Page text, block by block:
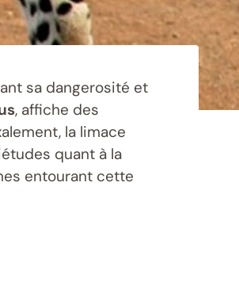
sa dangerosité et
, affiche des
la limace
quant à la
entourant cette